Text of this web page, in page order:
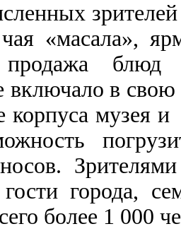
«масала»,
блюд
включало в
корпуса музея
города,
более 1 000